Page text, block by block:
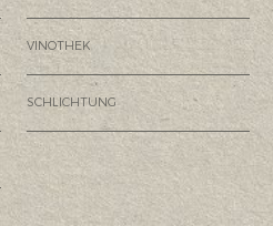
VINOTHEK
SCHLICHTUNG